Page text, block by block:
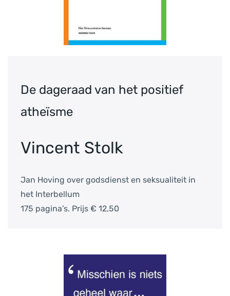
De dageraad van het positief
atheïsme
Vincent Stolk
Jan Hoving over godsdienst en seksualiteit in
het Interbellum
175 pagina’s. Prijs € 12,50